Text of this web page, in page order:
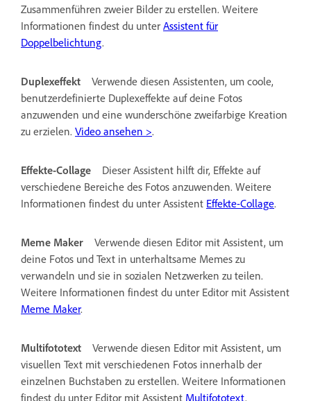
Zusammenführen zweier Bilder zu erstellen. Weitere
Informationen findest du unter Assistent für
Doppelbelichtung.
Duplexeffekt
Verwende diesen Assistenten, um coole,
benutzerdefinierte Duplexeffekte auf deine Fotos
anzuwenden und eine wunderschöne zweifarbige Kreation
zu erzielen. Video ansehen >.
Effekte-Collage
Dieser Assistent hilft dir, Effekte auf
verschiedene Bereiche des Fotos anzuwenden. Weitere
Informationen findest du unter Assistent Effekte-Collage.
Meme Maker
Verwende diesen Editor mit Assistent, um
deine Fotos und Text in unterhaltsame Memes zu
verwandeln und sie in sozialen Netzwerken zu teilen.
Weitere Informationen findest du unter Editor mit Assistent
Meme Maker.
Multifototext
Verwende diesen Editor mit Assistent, um
visuellen Text mit verschiedenen Fotos innerhalb der
einzelnen Buchstaben zu erstellen. Weitere Informationen
findest du unter Editor mit Assistent Multifototext.